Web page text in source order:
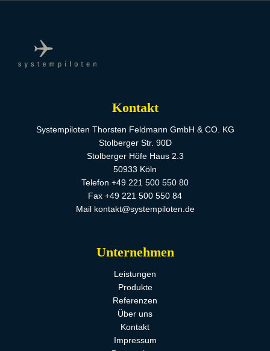
Kontakt
Systempiloten Thorsten Feldmann GmbH & CO. KG
Stolberger Str. 90D
Stolberger Höfe Haus 2.3
50933 Köln
Telefon +49 221 500 550 80
Fax +49 221 500 550 84
Mail kontakt@systempiloten.de
Unternehmen
Leistungen
Produkte
Referenzen
Über uns
Kontakt
Impressum